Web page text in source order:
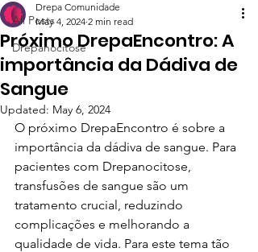
All Posts
Drepanocitose
Próximo DrepaEncontro: A
importância da Dádiva de
Sangue
Drepa Comunidade
May 4, 2024 2 min read
Updated: May 6, 2024
O próximo DrepaEncontro é sobre a
importância da dádiva de sangue. Para
pacientes com Drepanocitose,
transfusões de sangue são um
tratamento crucial, reduzindo
complicações e melhorando a
qualidade de vida. Para este tema tão